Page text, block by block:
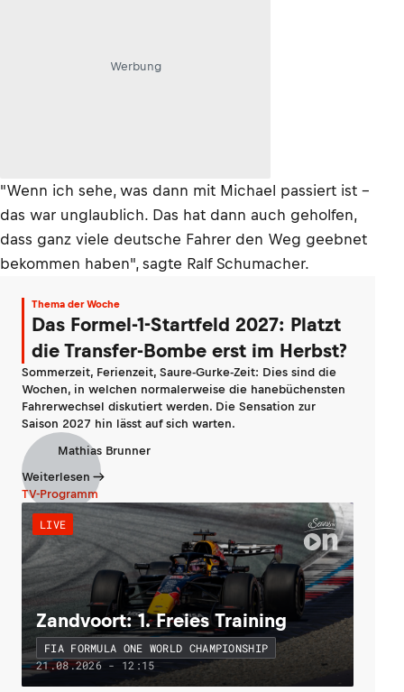
Werbung
"Wenn ich sehe, was dann mit Michael passiert ist -
das war unglaublich. Das hat dann auch geholfen,
dass ganz viele deutsche Fahrer den Weg geebnet
bekommen haben", sagte Ralf Schumacher.
Thema der Woche
Das Formel-1-Startfeld 2027: Platzt
die Transfer-Bombe erst im Herbst?
Sommerzeit, Ferienzeit, Saure-Gurke-Zeit: Dies sind die
Wochen, in welchen normalerweise die hanebüchensten
Fahrerwechsel diskutiert werden. Die Sensation zur
Saison 2027 hin lässt auf sich warten.
Mathias Brunner
Weiterlesen
TV-Programm
LIVE
Zandvoort: 1. Freies Training
FIA FORMULA ONE WORLD CHAMPIONSHIP
21.08.2026 - 12:15